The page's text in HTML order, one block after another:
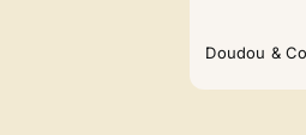
Doudou &